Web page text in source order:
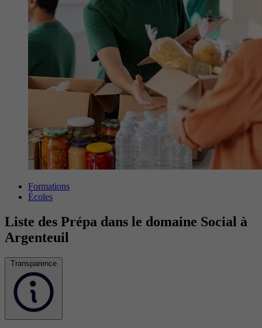
Formations
Écoles
Liste des Prépa dans le domaine Social à
Argenteuil
Transparence